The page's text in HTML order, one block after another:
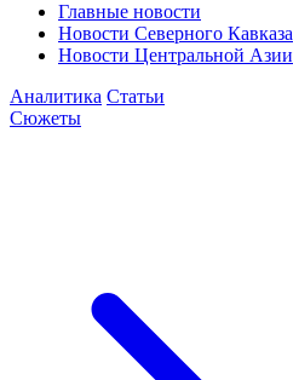
Главные новости
Новости Северного Кавказа
Новости Центральной Азии
Аналитика Статьи
Сюжеты